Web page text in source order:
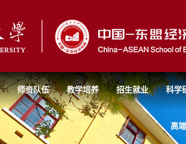
师资队伍 教学培养 招生就业 科学
高